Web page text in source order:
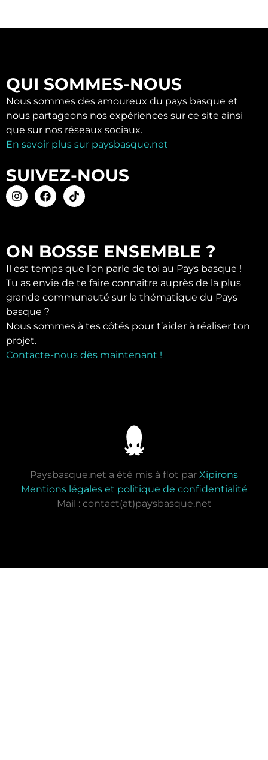
QUI SOMMES-NOUS
Nous sommes des amoureux du pays basque et
nous partageons nos expériences sur ce site ainsi
que sur nos réseaux sociaux.
En savoir plus sur paysbasque.net
SUIVEZ-NOUS
ON BOSSE ENSEMBLE ?
Il est temps que l’on parle de toi au Pays basque !
Tu as envie de te faire connaître auprès de la plus
grande communauté sur la thématique du Pays
basque ?
Nous sommes à tes côtés pour t’aider à réaliser ton
projet.
Contacte-nous dès maintenant !
Paysbasque.net a été mis à flot par Xipirons
Mentions légales et politique de confidentialité
Mail : contact(at)paysbasque.net